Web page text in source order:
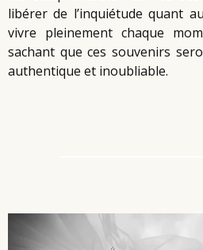
libérer de l’inquiétude quant
vivre pleinement chaque
sachant que ces souvenirs
authentique et inoubliable.